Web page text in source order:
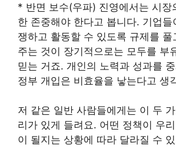
* 반면 보수(우파) 진영에서는 시장
한 존중해야 한다고 봅니다. 기업들
쟁하고 활동할 수 있도록 규제를 풀
주는 것이 장기적으로는 모두를 부
믿는 거죠. 개인의 노력과 성과를
정부 개입은 비효율을 낳는다고 생
저 같은 일반 사람들에게는 이 두
리가 있게 들려요. 어떤 정책이 우
이 될지는 상황에 따라 달라질 수